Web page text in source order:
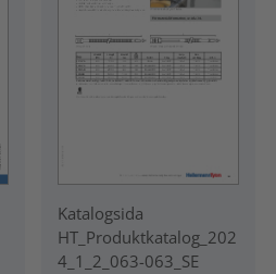
Katalogsida
HT_Produktkatalog_202
4_1_2_063-063_SE